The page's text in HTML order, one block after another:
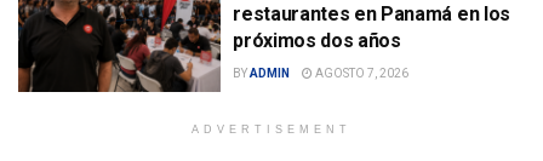
restaurantes en Panamá en los
próximos dos años
BYADMIN AGOSTO 7, 2026
ADVERTISEMENT